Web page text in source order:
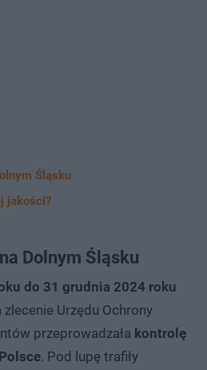
Śląsku
jakości?
Dolnym Śląsku
do 31 grudnia 2024 roku
Urzędu Ochrony
przeprowadzała kontrolę
. Pod lupę trafiły